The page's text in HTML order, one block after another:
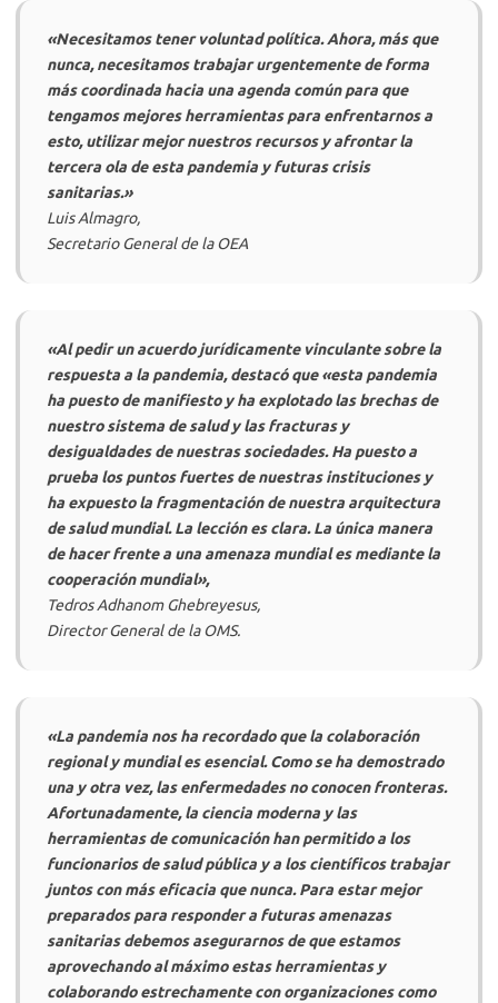
«Necesitamos tener voluntad política. Ahora, más que
nunca, necesitamos trabajar urgentemente de forma
más coordinada hacia una agenda común para que
tengamos mejores herramientas para enfrentarnos a
esto, utilizar mejor nuestros recursos y afrontar la
tercera ola de esta pandemia y futuras crisis
sanitarias.»
Luis Almagro,
Secretario General de la OEA
«Al pedir un acuerdo jurídicamente vinculante sobre la
respuesta a la pandemia, destacó que «esta pandemia
ha puesto de manifiesto y ha explotado las brechas de
nuestro sistema de salud y las fracturas y
desigualdades de nuestras sociedades. Ha puesto a
prueba los puntos fuertes de nuestras instituciones y
ha expuesto la fragmentación de nuestra arquitectura
de salud mundial. La lección es clara. La única manera
de hacer frente a una amenaza mundial es mediante la
cooperación mundial»,
Tedros Adhanom Ghebreyesus,
Director General de la OMS.
«La pandemia nos ha recordado que la colaboración
regional y mundial es esencial. Como se ha demostrado
una y otra vez, las enfermedades no conocen fronteras.
Afortunadamente, la ciencia moderna y las
herramientas de comunicación han permitido a los
funcionarios de salud pública y a los científicos trabajar
juntos con más eficacia que nunca. Para estar mejor
preparados para responder a futuras amenazas
sanitarias debemos asegurarnos de que estamos
aprovechando al máximo estas herramientas y
colaborando estrechamente con organizaciones como